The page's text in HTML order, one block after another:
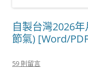
自製台灣2026
節氣) [Word/
59 則留言